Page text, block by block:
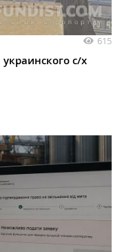
615
с/х